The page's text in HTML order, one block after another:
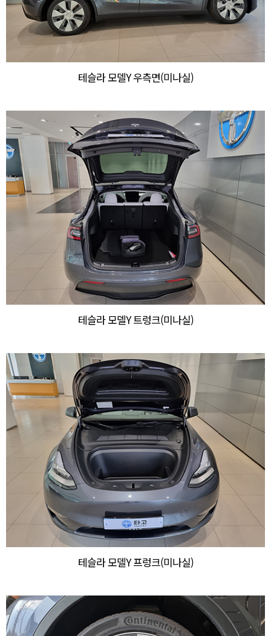
테슬라 모델Y 우측면(미나실)
테슬라 모델Y 트렁크(미나실)
테슬라 모델Y 프렁크(미나실)